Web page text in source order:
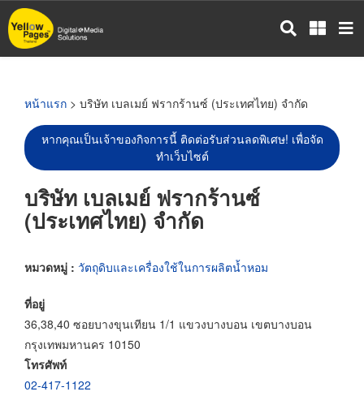
ข้าม
ไป
หน้าแรก > บริษัท เบลเมย์ ฟรากร้านซ์ (ประเทศไทย) จำกัด
หากคุณเป็นเจ้าของกิจการนี้ ติดต่อรับส่วนลดพิเศษ! เพื่อจัด
ทำเว็บไซต์
บริษัท เบลเมย์ ฟรากร้านซ์
(ประเทศไทย) จำกัด
หมวดหมู่ : วัตถุดิบและเครื่องใช้ในการผลิตน้ำหอม
ที่อยู่
36,38,40 ซอยบางขุนเทียน 1/1 แขวงบางบอน เขตบางบอน
กรุงเทพมหานคร 10150
โทรศัพท์
02-417-1122